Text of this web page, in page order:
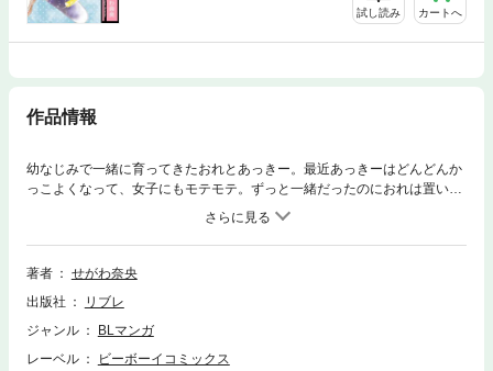
試し読み カートへ
作品情報
幼なじみで一緒に育ってきたおれとあっきー。最近あっきーはどんどんか
っこよくなって、女子にもモテモテ。ずっと一緒だったのにおれは置いて
きぼりで、なんだか寂しい。この気持ちって…なんだろう——？ 表題作
ほか、先生と生徒の10年越しの恋、先輩への切ない片思い…いろんな恋が
たくさんつまったあなたの心に響く学園ラブ！
著者
せがわ奈央
出版社
リブレ
ジャンル
BLマンガ
レーベル
ビーボーイコミックス